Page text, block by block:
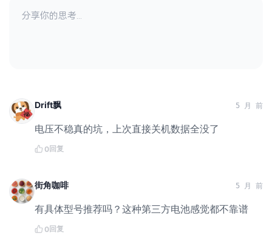
Drift飘 5 月 前
电压不稳真的坑，上次直接关机数据全没了
0回复
街角咖啡 5 月 前
有具体型号推荐吗？这种第三方电池感觉都不靠谱
0回复